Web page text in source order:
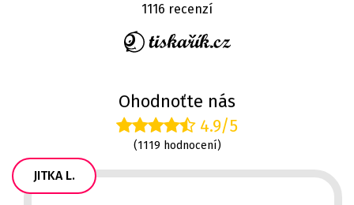
1116 recenzí
Ohodnoťte nás
4.9/5
(1119 hodnocení)
JITKA L.